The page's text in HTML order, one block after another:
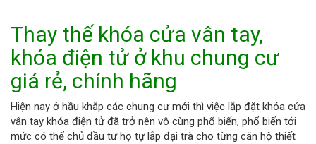
Thay thế khóa cửa vân tay,
khóa điện tử ở khu chung cư
giá rẻ, chính hãng
Hiện nay ở hầu khắp các chung cư mới thì việc lắp đặt khóa cửa
vân tay khóa điện tử đã trở nên vô cùng phổ biến, phổ biến tới
mức có thể chủ đầu tư họ tự lắp đại trà cho từng căn hộ thiết